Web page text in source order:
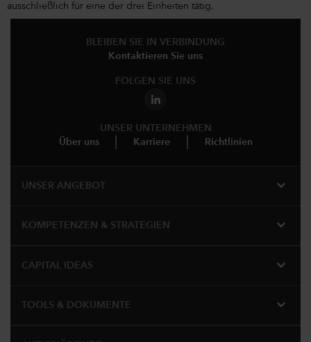
ausschließlich für eine der drei Einheiten tätig.
BLEIBEN SIE IN VERBINDUNG
Kontaktieren Sie uns
FOLGEN SIE UNS
UNSER UNTERNEHMEN
Über uns
Karriere Richtlinien
UNSER ANGEBOT expand_more
KOMPETENZEN & STRATEGIEN expand_more
CAPITAL IDEAS expand_more
TOOLS & DOKUMENTE expand_more